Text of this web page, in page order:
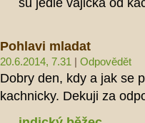
Pohlavi mladat
20.6.2014, 7.31 Odpovědět
Dobry den, kdy a jak se
kachnicky. Dekuji za